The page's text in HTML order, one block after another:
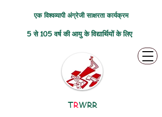
एक विश्वव्यापी अंग्रेजी साक्षरता कार्यक्रम
5 से 105 वर्ष की आयु के विद्यार्थियों के लिए
TRWRR